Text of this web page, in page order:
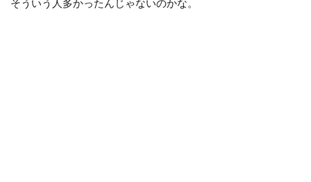
そういう人多かったんじゃないのかな。